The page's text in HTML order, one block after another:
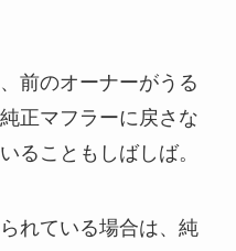
前のオーナーがうる
正マフラーに戻さな
ることもしばしば。
れている場合は、純